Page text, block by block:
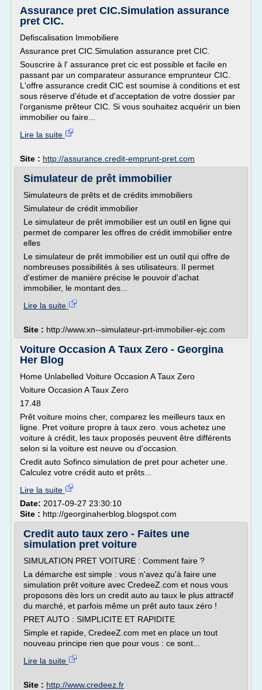
Assurance pret CIC.Simulation assurance
pret CIC.
Defiscalisation Immobiliere
Assurance pret CIC.Simulation assurance pret CIC.
Souscrire à l' assurance pret cic est possible et facile en
passant par un comparateur assurance emprunteur CIC.
L'offre assurance credit CIC est soumise à conditions et est
sous réserve d'étude et d'acceptation de votre dossier par
l'organisme prêteur CIC. Si vous souhaitez acquérir un bien
immobilier ou faire...
Lire la suite
Site : http://assurance.credit-emprunt-pret.com
Simulateur de prêt immobilier
Simulateurs de prêts et de crédits immobiliers
Simulateur de crédit immobilier
Le simulateur de prêt immobilier est un outil en ligne qui
permet de comparer les offres de crédit immobilier entre
elles
Le simulateur de prêt immobilier est un outil qui offre de
nombreuses possibilités à ses utilisateurs. Il permet
d'estimer de manière précise le pouvoir d'achat
immobilier, le montant des...
Lire la suite
Site : http://www.xn--simulateur-prt-immobilier-ejc.com
Voiture Occasion A Taux Zero - Georgina
Her Blog
Home Unlabelled Voiture Occasion A Taux Zero
Voiture Occasion A Taux Zero
17.48
Prêt voiture moins cher, comparez les meilleurs taux en
ligne. Pret voiture propre à taux zero. vous achetez une
voiture à crédit, les taux proposés peuvent être différents
selon si la voiture est neuve ou d'occasion.
Credit auto Sofinco simulation de pret pour acheter une.
Calculez votre crédit auto et prêts...
Lire la suite
Date: 2017-09-27 23:30:10
Site : http://georginaherblog.blogspot.com
Credit auto taux zero - Faites une
simulation pret voiture
SIMULATION PRET VOITURE : Comment faire ?
La démarche est simple : vous n'avez qu'à faire une
simulation prêt voiture avec CredeeZ.com et nous vous
proposons dès lors un credit auto au taux le plus attractif
du marché, et parfois même un prêt auto taux zéro !
PRET AUTO : SIMPLICITE ET RAPIDITE
Simple et rapide, CredeeZ.com met en place un tout
nouveau principe rien que pour vous : ce sont...
Lire la suite
Site : http://www.credeez.fr